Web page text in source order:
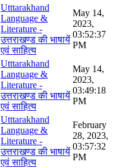
Utttarakhand
Language &
Literature -
उत्तराखण्ड की भाषायें
एवं साहित्य
May 14,
2023,
03:52:37
PM
Utttarakhand
Language &
Literature -
उत्तराखण्ड की भाषायें
एवं साहित्य
May 14,
2023,
03:49:18
PM
Utttarakhand
Language &
Literature -
उत्तराखण्ड की भाषायें
एवं साहित्य
February
28, 2023,
03:57:32
PM